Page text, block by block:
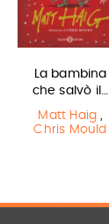
La bambina
che salvò il…
Matt Haig ,
Chris Mould